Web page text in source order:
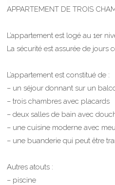
APPARTEMENT DE TROIS
L’appartement est logé au 1er
La sécurité est assurée de jours
L’appartement est constitué de :
– un séjour donnant sur un
– trois chambres avec placards
– deux salles de bain avec
– une cuisine moderne avec
– une buanderie qui peut être
Autres atouts :
– piscine